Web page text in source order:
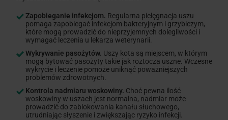
Zapobieganie infekcjom. Regularna pielęgnacja uszu
pomaga zapobiegać infekcjom bakteryjnym i grzybiczym,
które mogą prowadzić do nieprzyjemnych dolegliwości i
wymagać leczenia u lekarza weterynarii.
Wykrywanie pasożytów. Uszy kota są miejscem, w którym
mogą bytować pasożyty takie jak roztocza uszne. Wczesne
wykrycie i leczenie pomoże uniknąć poważniejszych
problemów zdrowotnych.
Kontrola nadmiaru woskowiny. Choć pewna ilość
woskowiny w uszach jest normalna, nadmiar może
prowadzić do zablokowania kanału słuchowego,
utrudniając słyszenie i zwiększając ryzyko infekcji.